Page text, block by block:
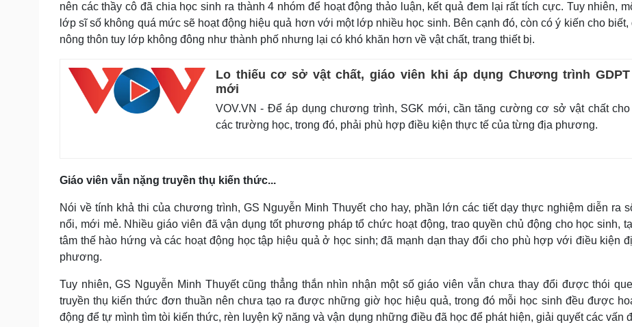
nên các thầy cô đã chia học sinh ra thành 4 nhóm để hoạt động thảo luận, kết quả đem lại rất tích cực. Tuy nhiên,
lớp sĩ số không quá mức sẽ hoạt động hiệu quả hơn với một lớp nhiều học sinh. Bên cạnh đó, còn có ý kiến cho biết,
nông thôn tuy lớp không đông như thành phố nhưng lại có khó khăn hơn về vật chất, trang thiết bị.
Lo thiếu cơ sở vật chất, giáo viên khi áp dụng Chương trình GDPT
mới
VOV.VN - Để áp dụng chương trình, SGK mới, cần tăng cường cơ sở vật chất cho
các trường học, trong đó, phải phù hợp điều kiện thực tế của từng địa phương.
Giáo viên vẫn nặng truyền thụ kiến thức...
Nói về tính khả thi của chương trình, GS Nguyễn Minh Thuyết cho hay, phần lớn các tiết dạy thực nghiệm diễn ra
nổi, mới mẻ. Nhiều giáo viên đã vận dụng tốt phương pháp tổ chức hoạt động, trao quyền chủ động cho học sinh,
tâm thế hào hứng và các hoạt động học tập hiệu quả ở học sinh; đã mạnh dạn thay đổi cho phù hợp với điều kiện
phương.
Tuy nhiên, GS Nguyễn Minh Thuyết cũng thẳng thắn nhìn nhận một số giáo viên vẫn chưa thay đổi được thói
truyền thụ kiến thức đơn thuần nên chưa tạo ra được những giờ học hiệu quả, trong đó mỗi học sinh đều được
động để tự mình tìm tòi kiến thức, rèn luyện kỹ năng và vận dụng những điều đã học để phát hiện, giải quyết các vấn